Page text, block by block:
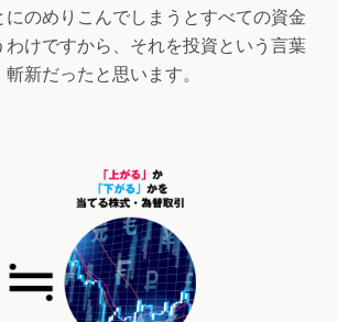
のめりこんでしまうとすべての資金
わけですから、それを投資という言葉
新だったと思います。